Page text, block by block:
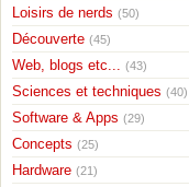
Loisirs de nerds (50)
Découverte (45)
Web, blogs etc... (43)
Sciences et techniques (40)
Software & Apps (29)
Concepts (25)
Hardware (21)